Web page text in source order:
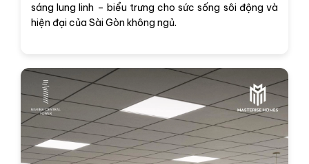
sáng lung linh – biểu trưng cho sức sống sôi động và
hiện đại của Sài Gòn không ngủ.